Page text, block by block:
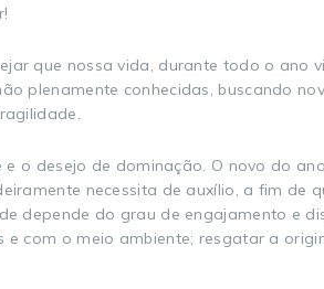
que nossa vida, durante todo o
plenamente conhecidas, buscando
o desejo de dominação. O novo do
necessita de auxílio, a fim de
depende do grau de engajamento e
com o meio ambiente; resgatar a